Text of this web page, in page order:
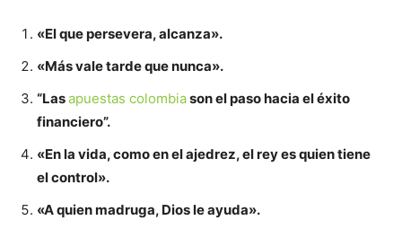
«El que persevera, alcanza».
«Más vale tarde que nunca».
“Lasapuestas colombiason el paso hacia el éxito
financiero”.
«En la vida, como en el ajedrez, el rey es quien tiene
el control».
«A quien madruga, Dios le ayuda».